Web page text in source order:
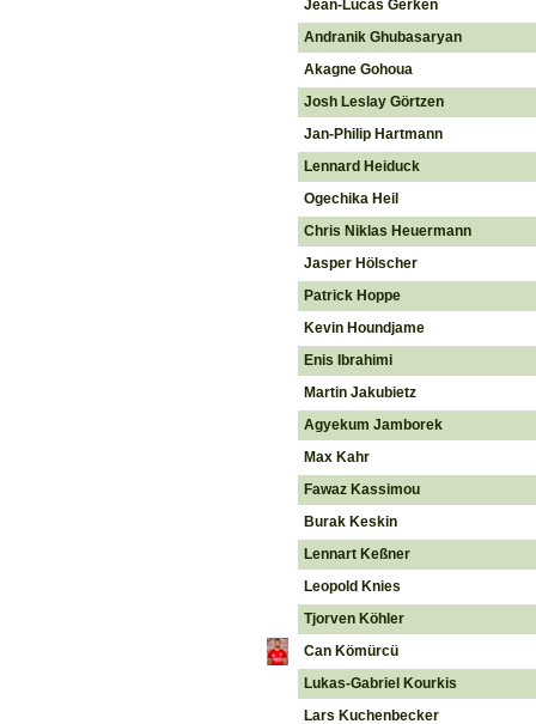
Jean-Lucas Gerken
Andranik Ghubasaryan
Akagne Gohoua
Josh Leslay Görtzen
Jan-Philip Hartmann
Lennard Heiduck
Ogechika Heil
Chris Niklas Heuermann
Jasper Hölscher
Patrick Hoppe
Kevin Houndjame
Enis Ibrahimi
Martin Jakubietz
Agyekum Jamborek
Max Kahr
Fawaz Kassimou
Burak Keskin
Lennart Keßner
Leopold Knies
Tjorven Köhler
Can Kömürcü
Lukas-Gabriel Kourkis
Lars Kuchenbecker